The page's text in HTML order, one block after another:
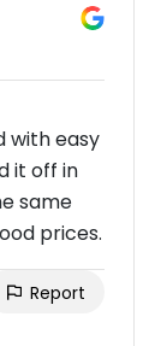
with easy
it off in
same
prices.
Report